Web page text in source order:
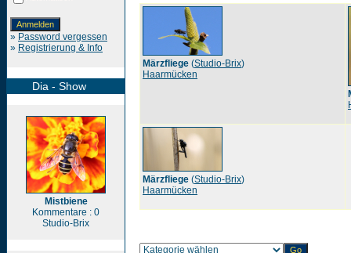
» Password vergessen
» Registrierung & Info
Dia - Show
Mistbiene
Kommentare : 0
Studio-Brix
Märzfliege (Studio-Brix)
Haarmücken
Märzfliege (Studio-Brix)
Haarmücken